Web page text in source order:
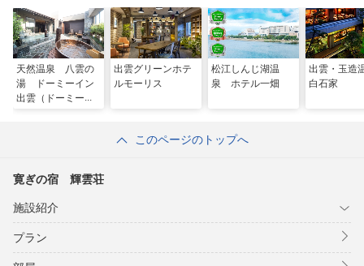
天然温泉 八雲の
湯 ドーミーイン
出雲（ドーミーイ
出雲グリーンホテ
ルモーリス
松江しんじ湖温
泉 ホテル一畑
出雲・玉
白石家
このページのトップへ
寛ぎの宿 輝雲荘
施設紹介
プラン